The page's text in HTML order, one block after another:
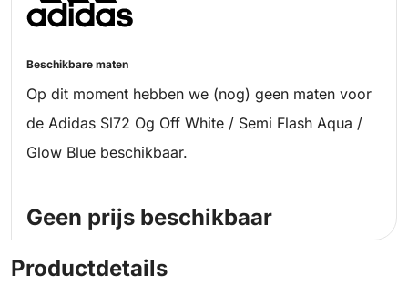
Beschikbare maten
Op dit moment hebben we (nog) geen maten voor
de Adidas Sl72 Og Off White / Semi Flash Aqua /
Glow Blue beschikbaar.
Geen prijs beschikbaar
Productdetails